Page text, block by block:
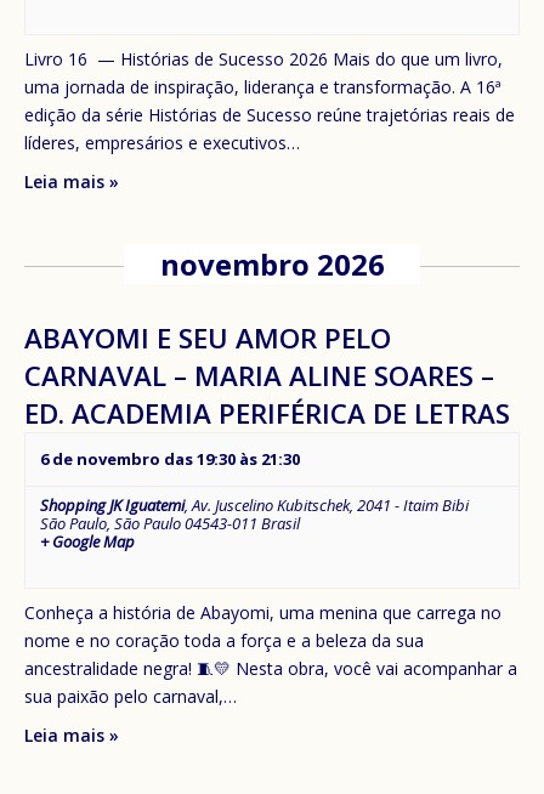
Livro 16 — Histórias de Sucesso 2026 Mais do que um livro,
uma jornada de inspiração, liderança e transformação. A 16ª
edição da série Histórias de Sucesso reúne trajetórias reais de
líderes, empresários e executivos…
Leia mais »
novembro 2026
ABAYOMI E SEU AMOR PELO
CARNAVAL – MARIA ALINE SOARES –
ED. ACADEMIA PERIFÉRICA DE LETRAS
6 de novembro das 19:30 às 21:30
Shopping JK Iguatemi,Av. Juscelino Kubitschek, 2041 - Itaim Bibi
São Paulo, São Paulo04543-011 Brasil
+ Google Map
Conheça a história de Abayomi, uma menina que carrega no
nome e no coração toda a força e a beleza da sua
ancestralidade negra! 🧵💛 Nesta obra, você vai acompanhar a
sua paixão pelo carnaval,…
Leia mais »